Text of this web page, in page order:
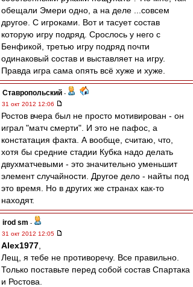
обещали Эмери одно, а на деле ...совсем
другое. С игроками. Вот и тасует состав
которую игру подряд. Срослось у него с
Бенфикой, третью игру подряд почти
одинаковый состав и выставляет на игру.
Правда игра сама опять всё хуже и хуже.
Ставропольский -
31 окт 2012 12:06
Ростов вчера был не просто мотивирован - он
играл "матч смерти". И это не пафос, а
констатация факта. А вообще, считаю, что,
хотя бы средние стадии Кубка надо делать
двухматчевыми - это значительно уменьшит
элемент случайности. Другое дело - найты под
это время. Но в других же странах как-то
находят.
irod sm -
31 окт 2012 12:05
Alex1977
Лещ, я тебе не противоречу. Все правильно.
Только поставьте перед собой состав Спартака
и Ростова.